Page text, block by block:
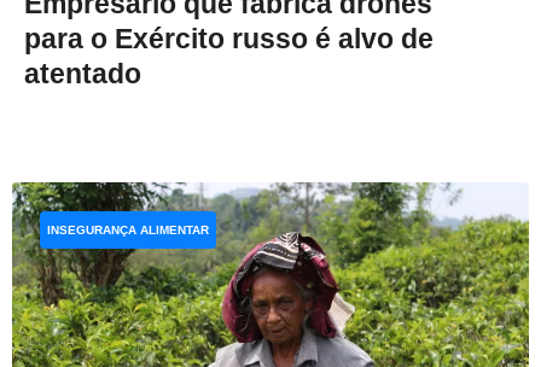
para o Exército russo é alvo de
atentado
INSEGURANÇA ALIMENTAR